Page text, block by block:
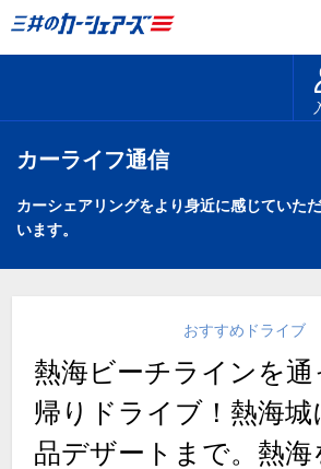
カーライフ通信
カーシェアリングをより身近に感じていた
います。
おすすめドライブ
熱海ビーチラインを通
帰りドライブ！熱海城
品デザートまで。熱海